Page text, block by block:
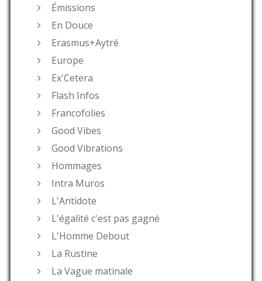
Émissions
En Douce
Erasmus+Aytré
Europe
Ex'Cetera
Flash Infos
Francofolies
Good Vibes
Good Vibrations
Hommages
Intra Muros
L'Antidote
L'égalité c'est pas gagné
L'Homme Debout
La Rustine
La Vague matinale